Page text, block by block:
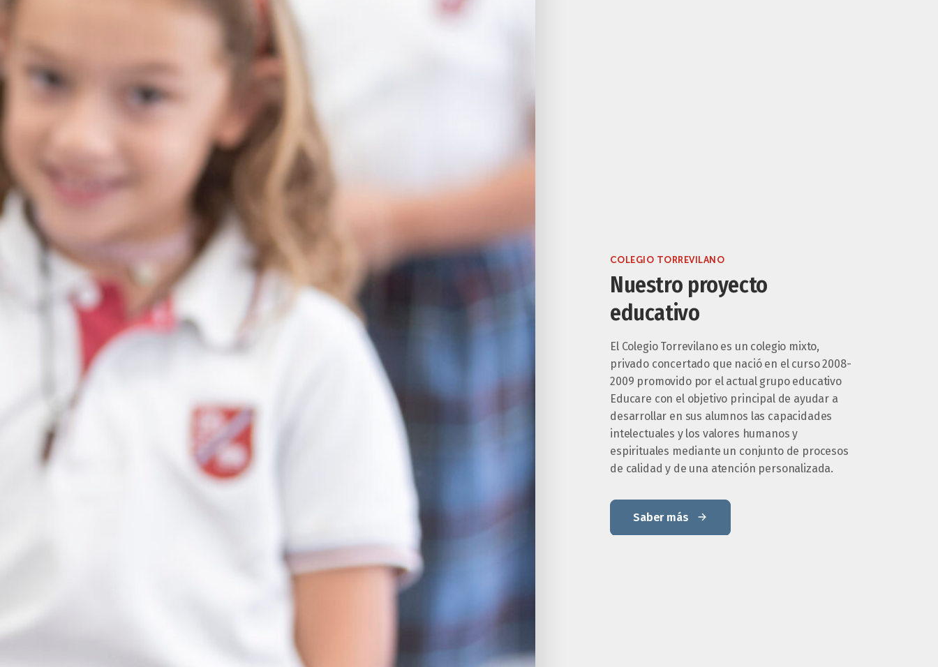
COLEGIO TORREVILANO
Nuestro proyecto
educativo
El Colegio Torrevilano es un colegio mixto,
privado concertado que nació en el curso 2008-
2009 promovido por el actual grupo educativo
Educare con el objetivo principal de ayudar a
desarrollar en sus alumnos las capacidades
intelectuales y los valores humanos y
espirituales mediante un conjunto de procesos
de calidad y de una atención personalizada.
Saber más